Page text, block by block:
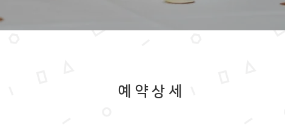
예약상세